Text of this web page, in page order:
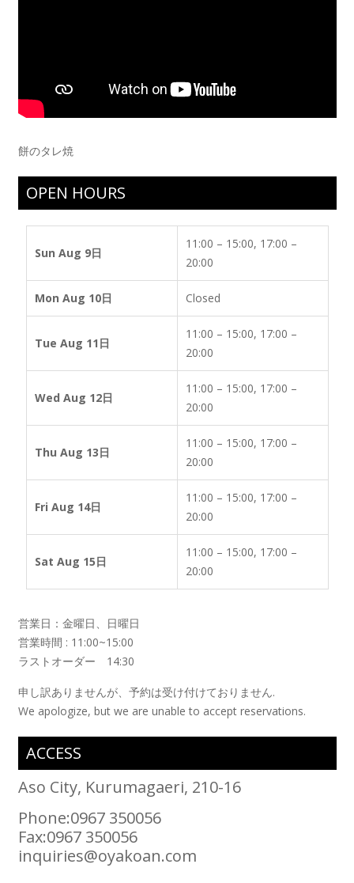
餅のタレ焼
OPEN HOURS
Sun Aug 9日
11:00 – 15:00, 17:00 –
20:00
Mon Aug 10日 Closed
Tue Aug 11日
11:00 – 15:00, 17:00 –
20:00
Wed Aug 12日
11:00 – 15:00, 17:00 –
20:00
Thu Aug 13日
11:00 – 15:00, 17:00 –
20:00
Fri Aug 14日
11:00 – 15:00, 17:00 –
20:00
Sat Aug 15日
11:00 – 15:00, 17:00 –
20:00
営業日：金曜日、日曜日
営業時間 : 11:00~15:00
ラストオーダー 14:30
申し訳ありませんが、予約は受け付けておりません.
We apologize, but we are unable to accept reservations.
ACCESS
Aso City, Kurumagaeri, 210-16
Phone:0967 350056
Fax:0967 350056
inquiries@oyakoan.com